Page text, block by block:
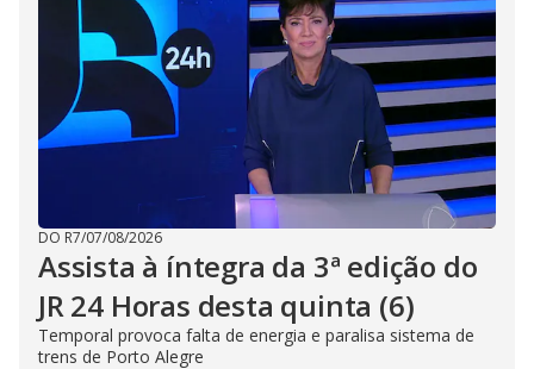
DO R7/07/08/2026
Assista à íntegra da 3ª edição do
JR 24 Horas desta quinta (6)
Temporal provoca falta de energia e paralisa sistema de
trens de Porto Alegre